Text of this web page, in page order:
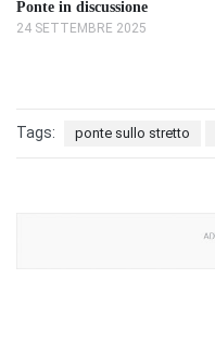
Ponte in discussione
24 SETTEMBRE 2025
Tags: ponte sullo stretto